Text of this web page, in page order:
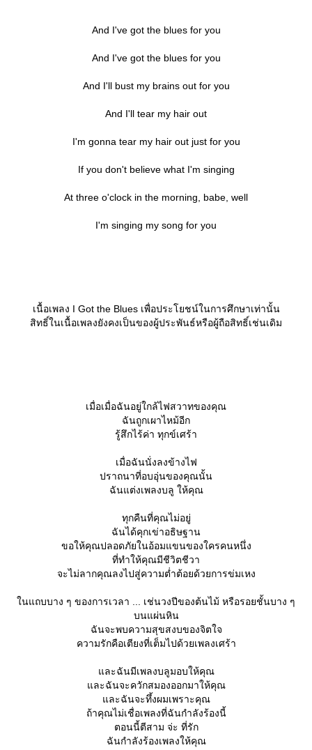
And I've got the blues for you
And I've got the blues for you
And I'll bust my brains out for you
And I'll tear my hair out
I'm gonna tear my hair out just for you
If you don't believe what I'm singing
At three o'clock in the morning, babe, well
I'm singing my song for you
เนื้อเพลง I Got the Blues เพื่อประโยชน์ในการศึกษาเท่านั้น
สิทธิ์ในเนื้อเพลงยังคงเป็นของผู้ประพันธ์หรือผู้ถือสิทธิ์เช่นเดิม
เมื่อเมื่อฉันอยู่ใกล้ไฟสวาทของคุณ
ฉันถูกเผาไหม้อีก
รู้สึกไร้ค่า ทุกข์เศร้า
เมื่อฉันนั่งลงข้างไฟ
ปราถนาที่อบอุ่นของคุณนั้น
ฉันแต่งเพลงบลู ให้คุณ
ทุกคืนที่คุณไม่อยู่
ฉันได้คุกเข่าอธิษฐาน
ขอให้คุณปลอดภัยในอ้อมแขนของใครคนหนึ่ง
ที่ทำให้คุณมีชีวิตชีวา
จะไม่ลากคุณลงไปสู่ความต่ำต้อยด้วยการข่มเหง
นแถบบาง ๆ ของการเวลา ... เช่นวงปีของต้นไม้ หรือรอยชั้นบาง ๆ
บนแผ่นหิน
ฉันจะพบความสุขสงบของจิตใจ
ความรักคือเตียงที่เต็มไปด้วยเพลงเศร้า
ละฉันมีเพลงบลูมอบให้คุณ
ละฉันจะควักสมองออกมาให้คุณ
ละฉันจะทึ้งผมเพราะคุณ
ถ้าคุณไม่เชื่อเพลงที่ฉันกำลังร้องนี้
ตอนนี้ตีสาม จ่ะ ที่รัก
ฉันกำลังร้องเพลงให้คุณ